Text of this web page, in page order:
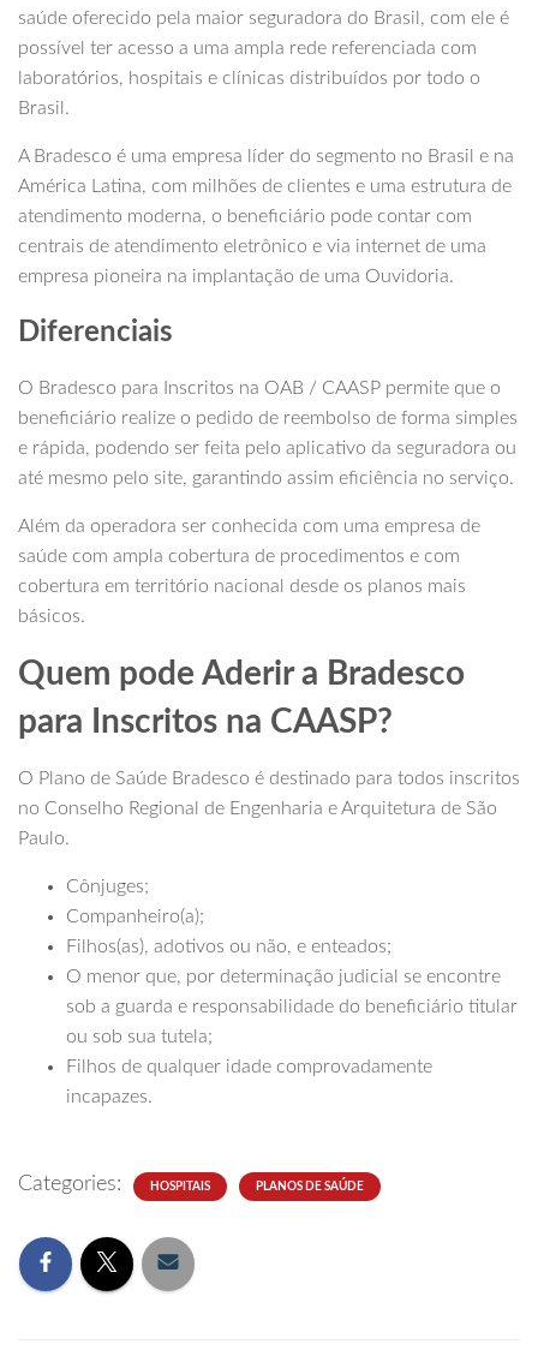
saúde oferecido pela maior seguradora do Brasil, com ele é
possível ter acesso a uma ampla rede referenciada com
laboratórios, hospitais e clínicas distribuídos por todo o
Brasil.
A Bradesco é uma empresa líder do segmento no Brasil e na
América Latina, com milhões de clientes e uma estrutura de
atendimento moderna, o beneficiário pode contar com
centrais de atendimento eletrônico e via internet de uma
empresa pioneira na implantação de uma Ouvidoria.
Diferenciais
O Bradesco para Inscritos na OAB / CAASP permite que o
beneficiário realize o pedido de reembolso de forma simples
e rápida, podendo ser feita pelo aplicativo da seguradora ou
até mesmo pelo site, garantindo assim eficiência no serviço.
Além da operadora ser conhecida com uma empresa de
saúde com ampla cobertura de procedimentos e com
cobertura em território nacional desde os planos mais
básicos.
Quem pode Aderir a Bradesco
para Inscritos na CAASP?
O Plano de Saúde Bradesco é destinado para todos inscritos
no Conselho Regional de Engenharia e Arquitetura de São
Paulo.
Cônjuges;
Companheiro(a);
Filhos(as), adotivos ou não, e enteados;
O menor que, por determinação judicial se encontre
sob a guarda e responsabilidade do beneficiário titular
ou sob sua tutela;
Filhos de qualquer idade comprovadamente
incapazes.
Categories: HOSPITAIS PLANOS DE SAÚDE